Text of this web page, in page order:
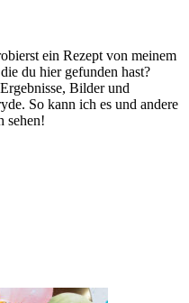
ein Rezept von meinem
du hier gefunden hast?
Bilder und
So kann ich es und andere
sehen!